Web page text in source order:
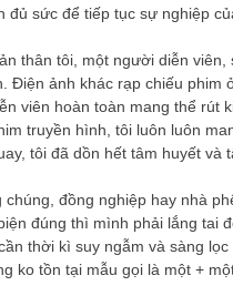
sức để tiếp tục sự nghiệp
thân tôi, một người diễn
Điện ảnh khác rạp chiếu
viên hoàn toàn mang thể rút
truyền hình, tôi luôn luôn
tôi đã dồn hết tâm huyết và
đồng nghiệp hay nhà
đúng thì mình phải lắng tai
thời kì suy ngẫm và sàng
ko tồn tại mẫu gọi là một + một